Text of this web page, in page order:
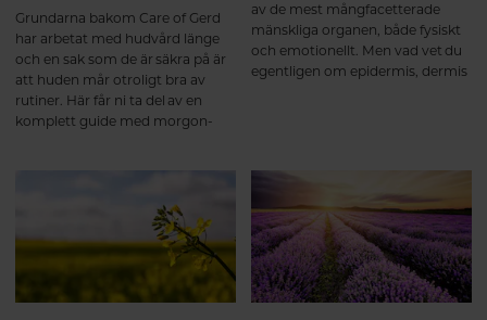
Grundarna bakom Care of Gerd
har arbetat med hudvård länge
och en sak som de är säkra på är
att huden mår otroligt bra av
rutiner. Här får ni ta del av en
komplett guide med morgon-
göra skillnad för din hudvitalitet.
av de mest mångfacetterade
mänskliga organen, både fysiskt
och emotionellt. Men vad vet du
egentligen om epidermis, dermis